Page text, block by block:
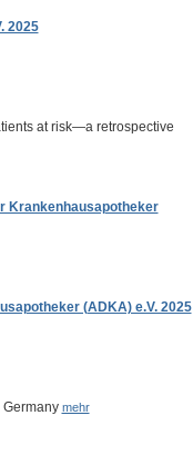
2025
at risk—a retrospective
Krankenhausapotheker
(ADKA) e.V. 2025
mehr